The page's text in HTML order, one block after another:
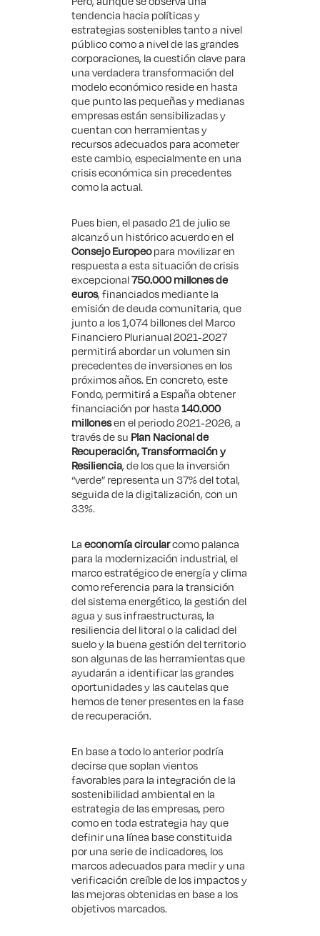
tendencia hacia políticas y
estrategias sostenibles tanto a nivel
público como a nivel de las grandes
corporaciones, la cuestión clave para
una verdadera transformación del
modelo económico reside en hasta
que punto las pequeñas y medianas
empresas están sensibilizadas y
cuentan con herramientas y
recursos adecuados para acometer
este cambio, especialmente en una
crisis económica sin precedentes
como la actual.
Pues bien, el pasado 21 de julio se
alcanzó un histórico acuerdo en el
Consejo Europeopara movilizar en
respuesta a esta situación de crisis
excepcional750.000 millones de
euros, financiados mediante la
emisión de deuda comunitaria, que
junto a los 1,074 billones del Marco
Financiero Plurianual 2021-2027
permitirá abordar un volumen sin
precedentes de inversiones en los
próximos años. En concreto, este
Fondo, permitirá a España obtener
financiación por hasta140.000
millonesen el periodo 2021-2026, a
través de su Plan Nacional de
Recuperación, Transformación y
Resiliencia, de los que la inversión
“verde” representa un 37% del total,
seguida de la digitalización, con un
33%.
Laeconomía circularcomo palanca
para la modernización industrial, el
marco estratégico de energía y clima
como referencia para la transición
del sistema energético, la gestión del
agua y sus infraestructuras, la
resiliencia del litoral o la calidad del
suelo y la buena gestión del territorio
son algunas de las herramientas que
ayudarán a identificar las grandes
oportunidades y las cautelas que
hemos de tener presentes en la fase
de recuperación.
En base a todo lo anterior podría
decirse que soplan vientos
favorables para la integración de la
sostenibilidad ambiental en la
estrategia de las empresas, pero
como en toda estrategia hay que
definir una línea base constituida
por una serie de indicadores, los
marcos adecuados para medir y una
verificación creíble de los impactos y
las mejoras obtenidas en base a los
objetivos marcados.